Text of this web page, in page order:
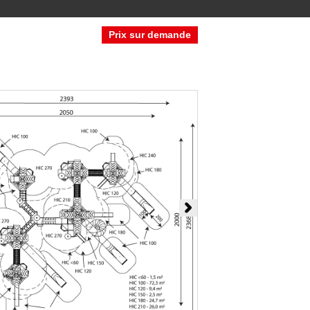
Prix sur demande